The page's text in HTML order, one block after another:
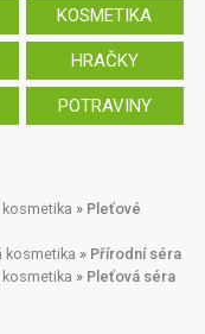
KOSMETIKA
HRAČKY
POTRAVINY
kosmetika » Pleťové
kosmetika » Přírodní séra
kosmetika » Pleťová séra